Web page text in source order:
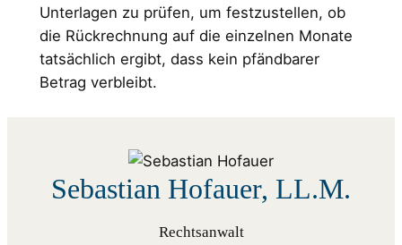
Unterlagen zu prüfen, um festzustellen, ob
die Rückrechnung auf die einzelnen Monate
tatsächlich ergibt, dass kein pfändbarer
Betrag verbleibt.
Sebastian Hofauer, LL.M.
Rechtsanwalt